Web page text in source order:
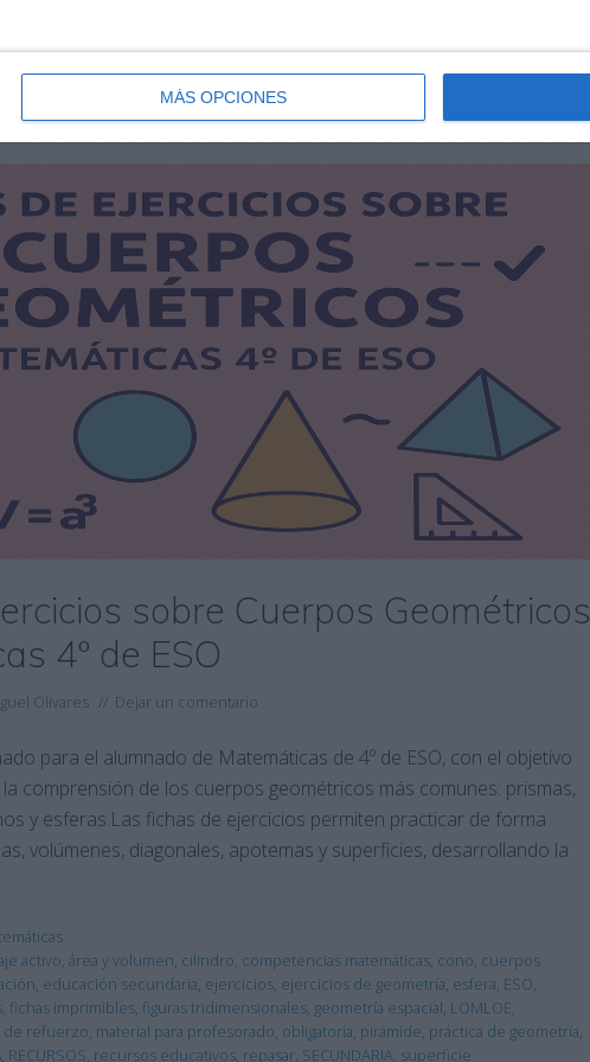
MÁS OPCIONES
sobre Cuerpos Geométricos
4º de ESO
Olivares // Dejar un comentario
para el alumnado de Matemáticas de 4º de ESO, con el objetivo
comprensión de los cuerpos geométricos más comunes: prismas,
y esferas.Las fichas de ejercicios permiten practicar de forma
volúmenes, diagonales, apotemas y superficies, desarrollando la
activo, área y volumen, cilindro, competencias matemáticas, cono, cuerpos
, educación secundaria, ejercicios, ejercicios de geometría, esfera, ESO,
, fichas imprimibles, figuras tridimensionales, geometría espacial, LOMLOE,
de refuerzo, material para profesorado, obligatoria, pirámide, práctica de geometría,
, RECURSOS, recursos educativos, repasar, SECUNDARIA, superficie